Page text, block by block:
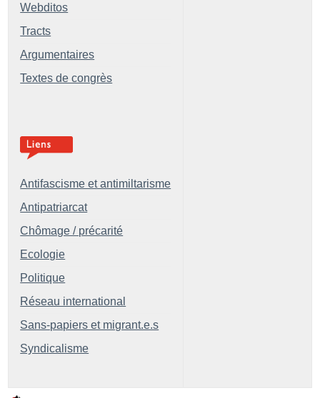
Webditos
Tracts
Argumentaires
Textes de congrès
Antifascisme et antimiltarisme
Antipatriarcat
Chômage / précarité
Ecologie
Politique
Réseau international
Sans-papiers et migrant.e.s
Syndicalisme